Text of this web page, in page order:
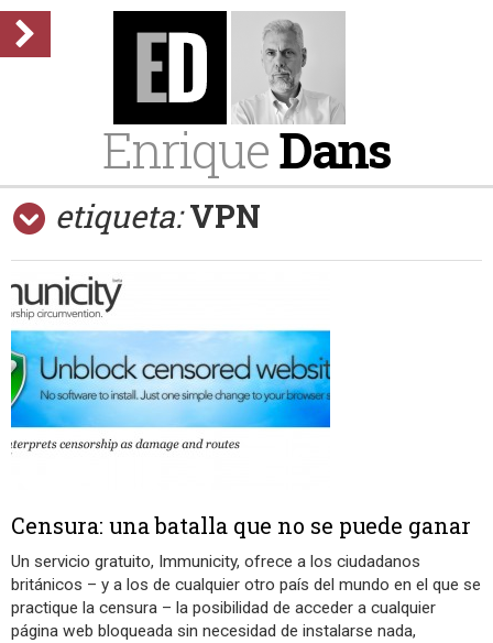
EnriqueDans
etiqueta: VPN
Censura: una batalla que no se puede ganar
Un servicio gratuito, Immunicity, ofrece a los ciudadanos
británicos – y a los de cualquier otro país del mundo en el que se
practique la censura – la posibilidad de acceder a cualquier
página web bloqueada sin necesidad de instalarse nada,